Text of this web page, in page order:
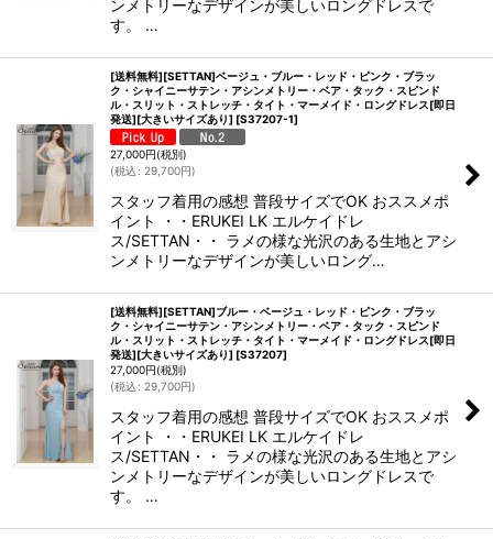
ンメトリーなデザインが美しいロングドレスで
す。 …
[送料無料][SETTAN]ベージュ・ブルー・レッド・ピンク・ブラッ
ク・シャイニーサテン・アシンメトリー・ベア・タック・スピンド
ル・スリット・ストレッチ・タイト・マーメイド・ロングドレス[即日
発送][大きいサイズあり] [S37207-1]
27,000円(税別)
(税込: 29,700円)
スタッフ着用の感想 普段サイズでOK おススメポ
イント ・・ERUKEI LK エルケイドレ
ス/SETTAN・・ ラメの様な光沢のある生地とアシ
ンメトリーなデザインが美しいロング…
[送料無料][SETTAN]ブルー・ベージュ・レッド・ピンク・ブラッ
ク・シャイニーサテン・アシンメトリー・ベア・タック・スピンド
ル・スリット・ストレッチ・タイト・マーメイド・ロングドレス[即日
発送][大きいサイズあり] [S37207]
27,000円(税別)
(税込: 29,700円)
スタッフ着用の感想 普段サイズでOK おススメポ
イント ・・ERUKEI LK エルケイドレ
ス/SETTAN・・ ラメの様な光沢のある生地とアシ
ンメトリーなデザインが美しいロングドレスで
す。 …